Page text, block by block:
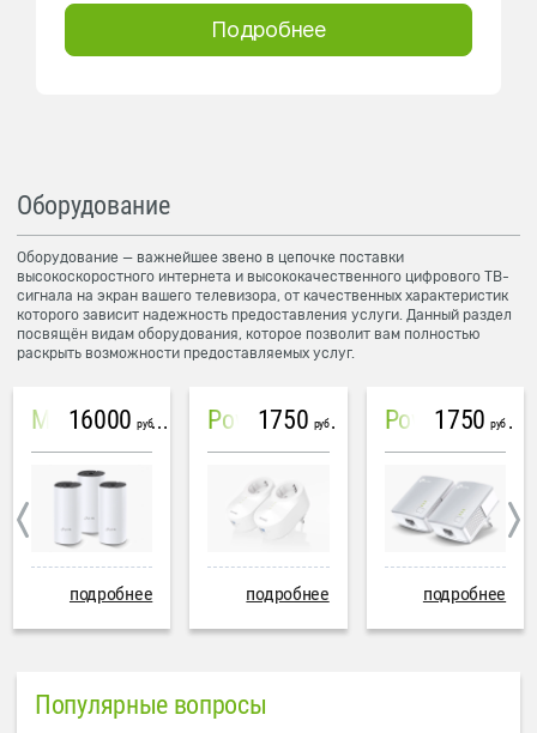
Подробнее
Оборудование
Оборудование — важнейшее звено в цепочке поставки
высокоскоростного интернета и высококачественного цифрового ТВ-
сигнала на экран вашего телевизора, от качественных характеристик
которого зависит надежность предоставления услуги. Данный раздел
посвящён видам оборудования, которое позволит вам полностью
раскрыть возможности предоставляемых услуг.
Mesh система TP-Link Deco M4 (3 устройства)
16000 руб
подробнее
PowerLine Tenda PH6
1750 руб
подробнее
PowerLine TP-Link AV600
1750 руб
подробнее
Популярные вопросы